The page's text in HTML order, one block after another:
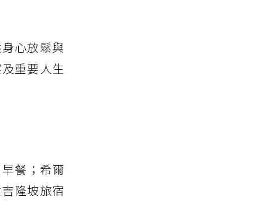
心放鬆與
重要人生
餐；希爾
隆坡旅宿